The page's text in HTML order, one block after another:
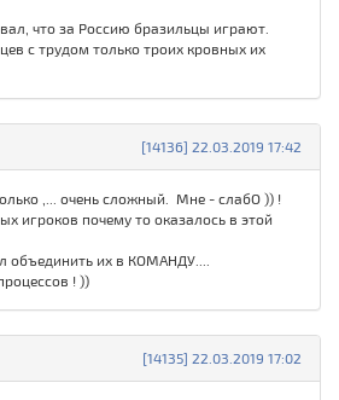
что за Россию бразильцы играют.
с трудом только троих кровных их
[14136] 22.03.2019 17:42
,... очень сложный. Мне - слабО )) !
игроков почему то оказалось в этой
объединить их в КОМАНДУ....
! ))
[14135] 22.03.2019 17:02